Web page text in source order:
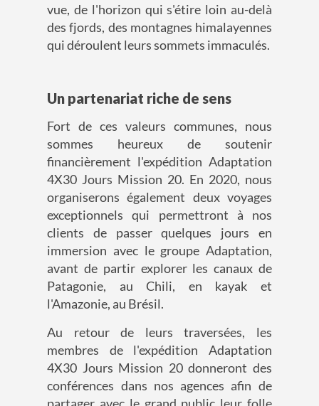
vue, de l'horizon qui s'étire loin au-delà
des fjords, des montagnes himalayennes
qui déroulent leurs sommets immaculés.
Un partenariat riche de sens
Fort de ces valeurs communes, nous
sommes heureux de soutenir
financièrement l'expédition Adaptation
4X30 Jours Mission 20. En 2020, nous
organiserons également deux voyages
exceptionnels qui permettront à nos
clients de passer quelques jours en
immersion avec le groupe Adaptation,
avant de partir explorer les canaux de
Patagonie, au Chili, en kayak et
l'Amazonie, au Brésil.
Au retour de leurs traversées, les
membres de l'expédition Adaptation
4X30 Jours Mission 20 donneront des
conférences dans nos agences afin de
partager avec le grand public leur folle